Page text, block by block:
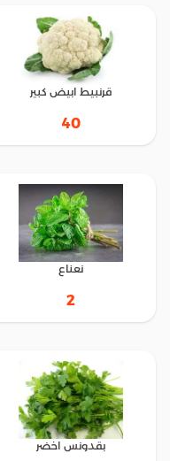
قرنبيط ابيض كبير
40
نعناع
2
بقدونس اخضر